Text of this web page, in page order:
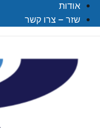
אודות
שזר – צרו קשר